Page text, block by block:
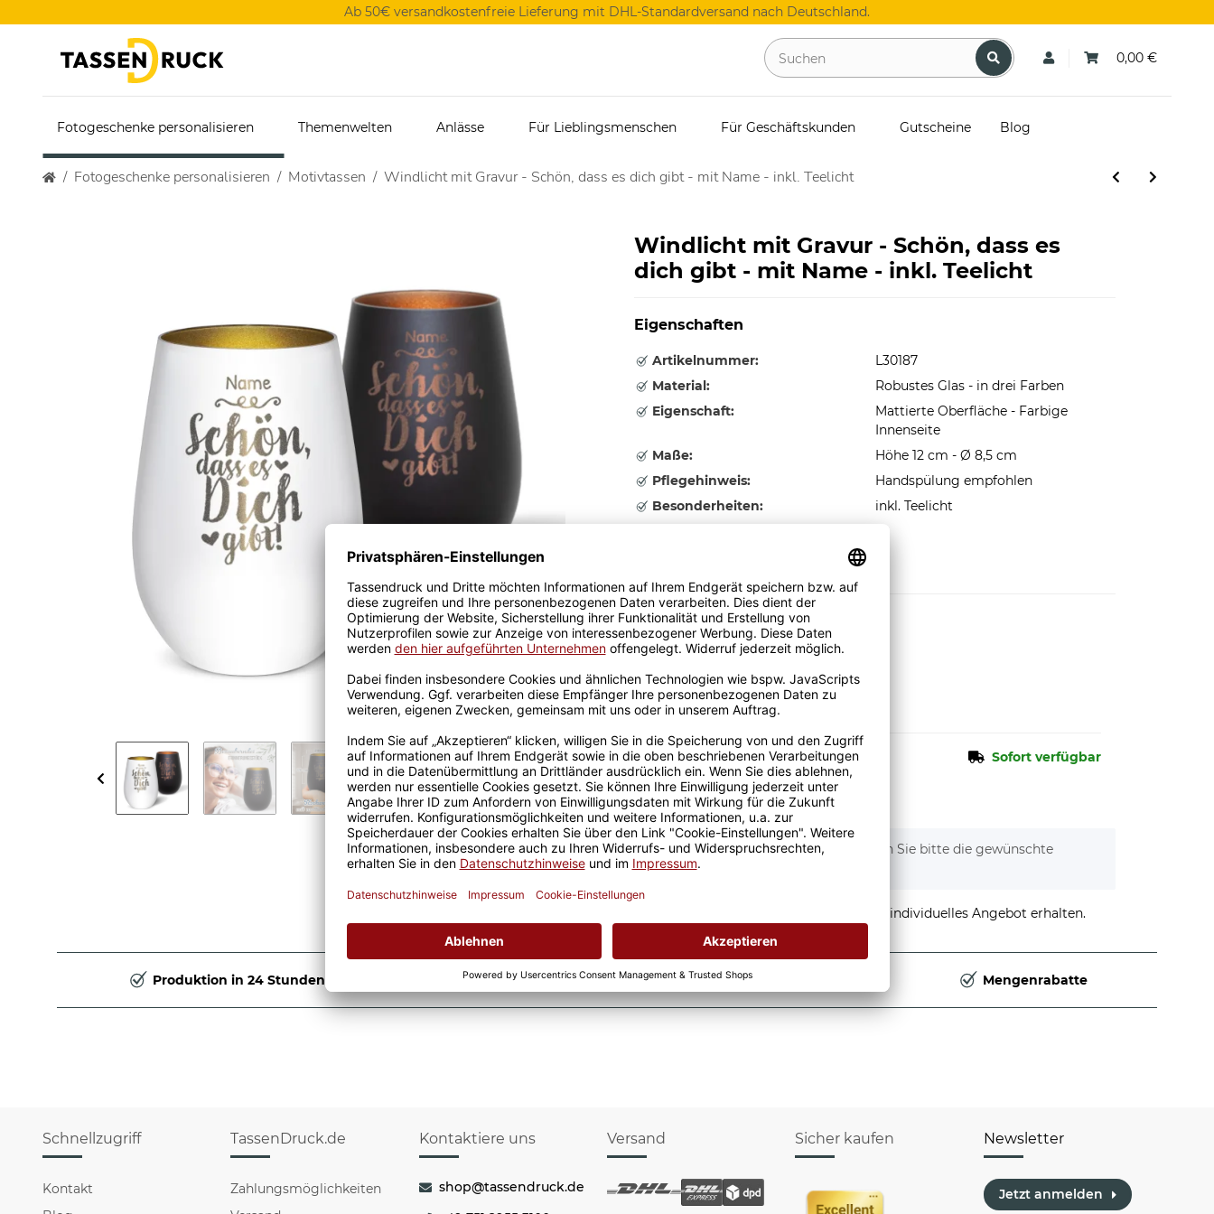
Ab 50€ versandkostenfreie Lieferung mit DHL-Standardversand nach Deutschland.
0,00 €
Fotogeschenke personalisieren Themenwelten Anlässe Für Lieblingsmenschen Für Geschäftskunden Gutscheine Blog
Fotogeschenke personalisieren Motivtassen Windlicht mit Gravur - Schön, dass es dich gibt - mit Name - inkl. Teelicht
Windlicht mit Gravur - Schön, dass es
dich gibt - mit Name - inkl. Teelicht
Eigenschaften
Artikelnummer:
L30187
Material:
Robustes Glas - in drei Farben
Eigenschaft:
Mattierte Oberfläche - Farbige
Innenseite
Maße:
Höhe 12 cm - Ø 8,5 cm
Pflegehinweis:
Handspülung empfohlen
Besonderheiten:
inkl. Teelicht
Farbe
19,95 € Sofort verfügbar
inkl. 19% MwSt. , zzgl.Versand
x
Dieser Artikel hat Variationen. Wählen Sie bitte die gewünschte
Variation aus.
Größere Stückzahl? Anfrage stellen und individuelles Angebot erhalten.
Produktion in 24 Stunden Sicherer Kauf Auf Rechnung Produktion in Deutschland Mengenrabatte
Schnellzugriff
Kontakt
TassenDruck.de
Zahlungsmöglichkeiten
Kontaktiere uns
shop@tassendruck.de
Versand Sicher kaufen Newsletter
Jetzt anmelden